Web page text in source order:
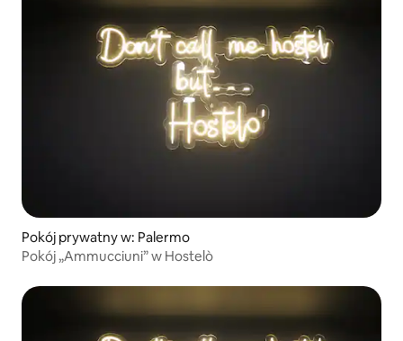
Pokój prywatny w: Palermo
Pokój „Ammucciuni” w Hostelò